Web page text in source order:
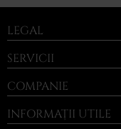
LEGAL
SERVICII
COMPANIE
INFORMAȚII UTILE